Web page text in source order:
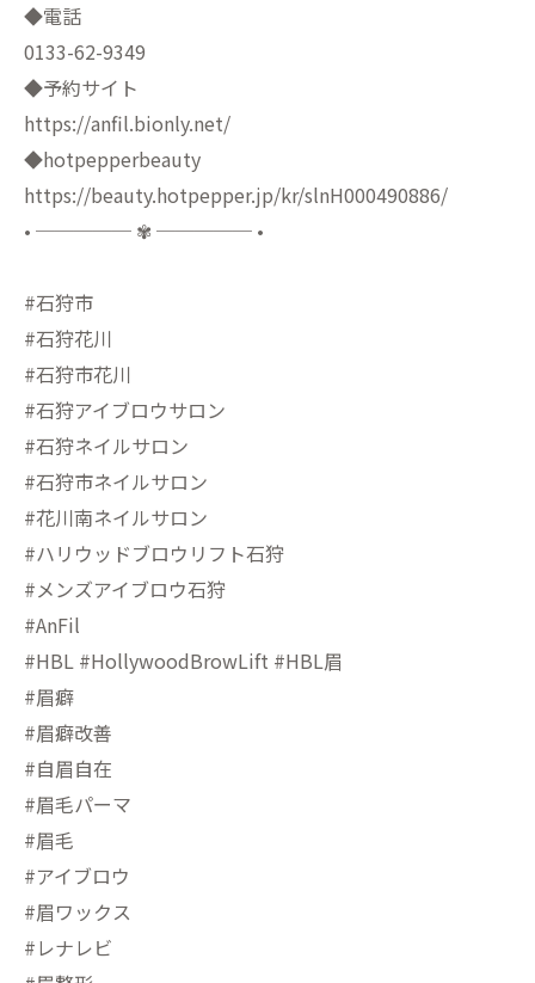
◆電話
0133-62-9349
◆予約サイト
https://anfil.bionly.net/
◆hotpepperbeauty
https://beauty.hotpepper.jp/kr/slnH000490886/
• ───── ✾ ───── •
#石狩市
#石狩花川
#石狩市花川
#石狩アイブロウサロン
#石狩ネイルサロン
#石狩市ネイルサロン
#花川南ネイルサロン
#ハリウッドブロウリフト石狩
#メンズアイブロウ石狩
#AnFil
#HBL #HollywoodBrowLift #HBL眉
#眉癖
#眉癖改善
#自眉自在
#眉毛パーマ
#眉毛
#アイブロウ
#眉ワックス
#レナレビ